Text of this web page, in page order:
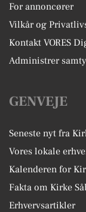
For annoncører
Vilkår og
Kontakt VORES
Administrer
GENVEJE
Seneste nyt fra
Vores lokale
Kalenderen for
Fakta om Kirke
Erhvervsartikler